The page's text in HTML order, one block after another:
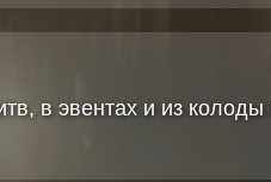
в эвентах и из колоды